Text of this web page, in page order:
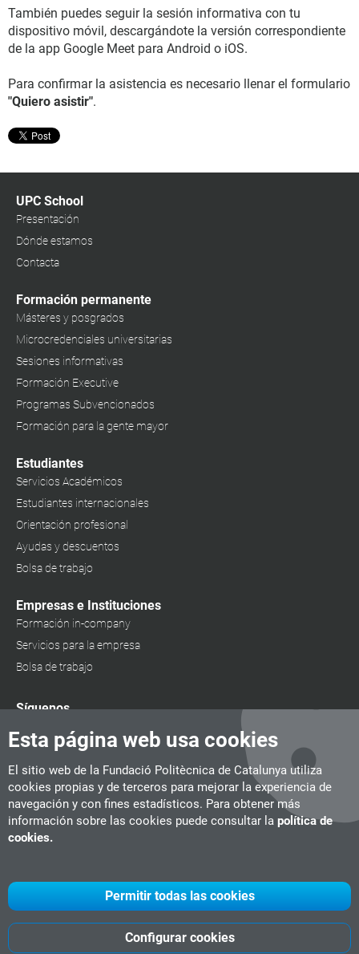
Esta página web usa cookies
El sitio web de la Fundació Politècnica de Catalunya utiliza
cookies propias y de terceros para mejorar la experiencia de
navegación y con fines estadísticos. Para obtener más
información sobre las cookies puede consultar la política de
cookies.
Configurar cookies
Permitir todas las cookies
También puedes seguir la sesión informativa con tu
dispositivo móvil, descargándote la versión correspondiente
de la app Google Meet para Android o iOS.
Para confirmar la asistencia es necesario llenar el formulario
"Quiero asistir".
UPC School
Presentación
Dónde estamos
Contacta
Formación permanente
Másteres y posgrados
Microcredenciales universitarias
Sesiones informativas
Formación Executive
Programas Subvencionados
Formación para la gente mayor
Estudiantes
Servicios Académicos
Estudiantes internacionales
Orientación profesional
Ayudas y descuentos
Bolsa de trabajo
Empresas e Instituciones
Formación in-company
Servicios para la empresa
Bolsa de trabajo
Síguenos
UPC CITM UPC Videogames